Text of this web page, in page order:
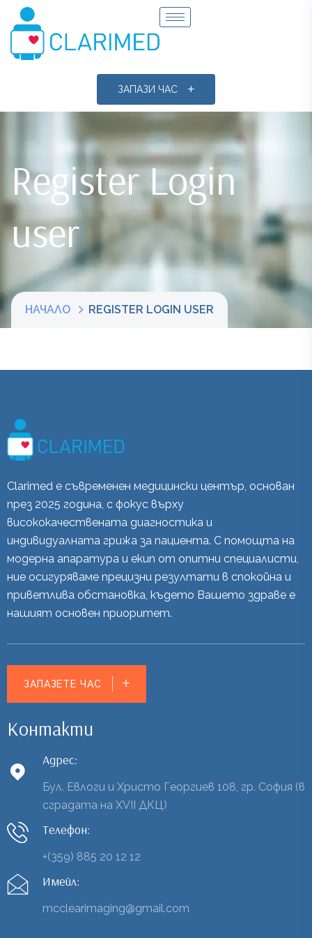
ЗАПАЗИ ЧАС
Register Login
user
НАЧАЛО REGISTER LOGIN USER
Clarimed е съвременен медицински център, основан
през 2025 година, с фокус върху
висококачествената диагностика и
индивидуалната грижа за пациента. С помощта на
модерна апаратура и екип от опитни специалисти,
ние осигуряваме прецизни резултати в спокойна и
приветлива обстановка, където Вашето здраве е
нашият основен приоритет.
ЗАПАЗЕТЕ ЧАС
Контакти
Адрес:
Бул. Евлоги и Христо Георгиев 108, гр. София (в
сградата на XVII ДКЦ)
Телефон:
+(359) 885 20 12 12
Имейл:
mcclearimaging@gmail.com